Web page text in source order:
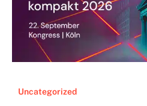
Uncategorized